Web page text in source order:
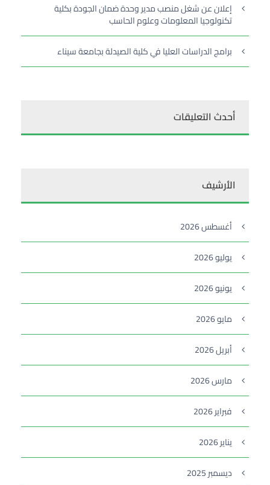
إعلان عن شغل منصب مدير وحدة ضمان الجودة بكلية
تكنولوجيا المعلومات وعلوم الحاسب
برامج الدراسات العليا في كلية الصيدلة بجامعة سيناء
أحدث التعليقات
الأرشيف
أغسطس 2026
يوليو 2026
يونيو 2026
مايو 2026
أبريل 2026
مارس 2026
فبراير 2026
يناير 2026
ديسمبر 2025